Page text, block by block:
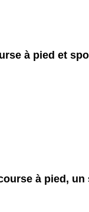
à pied et
à pied,